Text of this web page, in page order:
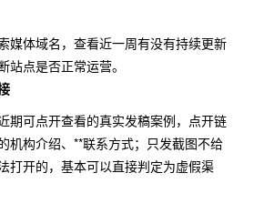
媒体域名，查看近一周有没有持续更新
站点是否正常运营。
期可点开查看的真实发稿案例，点开链
机构介绍、**联系方式；只发截图不给
打开的，基本可以直接判定为虚假渠